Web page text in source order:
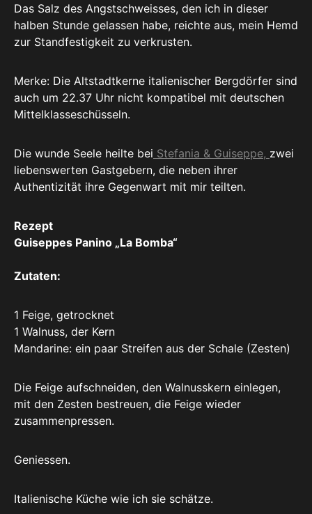
Das Salz des Angstschweisses, den ich in dieser
halben Stunde gelassen habe, reichte aus, mein Hemd
zur Standfestigkeit zu verkrusten.
Merke: Die Altstadtkerne italienischer Bergdörfer sind
auch um 22.37 Uhr nicht kompatibel mit deutschen
Mittelklasseschüsseln.
Die wunde Seele heilte bei Stefania & Guiseppe, zwei
liebenswerten Gastgebern, die neben ihrer
Authentizität ihre Gegenwart mit mir teilten.
Rezept
Guiseppes Panino „La Bomba“
Zutaten:
1 Feige, getrocknet
1 Walnuss, der Kern
Mandarine: ein paar Streifen aus der Schale (Zesten)
Die Feige aufschneiden, den Walnusskern einlegen,
mit den Zesten bestreuen, die Feige wieder
zusammenpressen.
Geniessen.
Italienische Küche wie ich sie schätze.